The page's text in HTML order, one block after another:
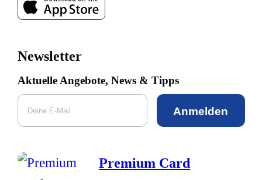
Newsletter
Aktuelle Angebote, News & Tipps
Anmelden
Premium Card